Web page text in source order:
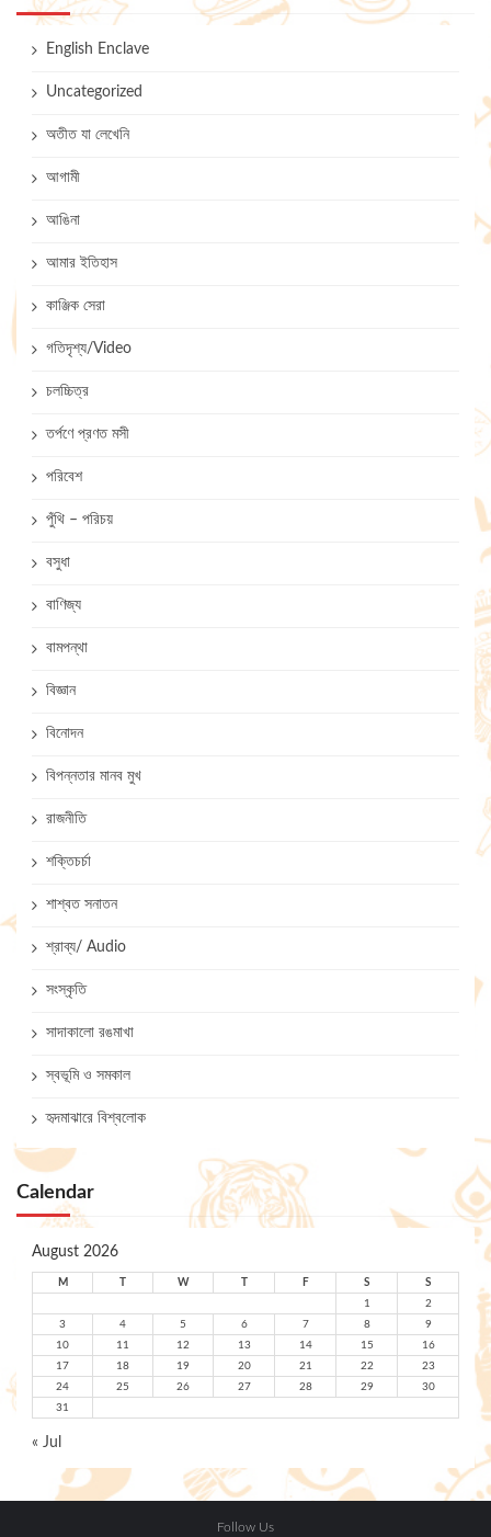
English Enclave
Uncategorized
অতীত যা লেখেনি
আগামী
আঙিনা
আমার ইতিহাস
কাঞ্জিক সেরা
গতিদৃশ্য/Video
চলচ্চিত্র
তর্পণে প্রণত মসী
পরিবেশ
পুঁথি – পরিচয়
বসুধা
বাণিজ্য
বামপন্থা
বিজ্ঞান
বিনোদন
বিপন্নতার মানব মুখ
রাজনীতি
শক্তিচর্চা
শাশ্বত সনাতন
শ্রাব্য/ Audio
সংস্কৃতি
সাদাকালো রঙমাখা
স্বভূমি ও সমকাল
হৃদমাঝারে বিশ্বলোক
Calendar
August 2026
M W F S
S
1
2
3
4 5 6 7 8
9
10
11 12 13 14 15
16
17
18 19 20 21 22
23
24
25 26 27 28 29
30
31
« Jul
Follow Us